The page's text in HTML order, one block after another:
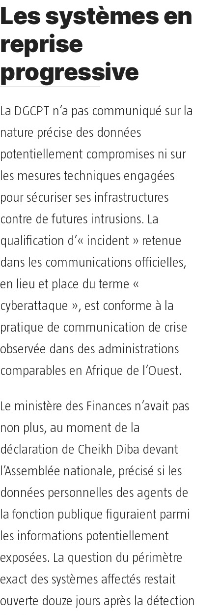
Les systèmes en
reprise
progressive
La DGCPT n’a pas communiqué sur la
nature précise des données
potentiellement compromises ni sur
les mesures techniques engagées
pour sécuriser ses infrastructures
contre de futures intrusions. La
qualification d’« incident » retenue
dans les communications officielles,
en lieu et place du terme «
cyberattaque », est conforme à la
pratique de communication de crise
observée dans des administrations
comparables en Afrique de l’Ouest.
Le ministère des Finances n’avait pas
non plus, au moment de la
déclaration de Cheikh Diba devant
l’Assemblée nationale, précisé si les
données personnelles des agents de
la fonction publique figuraient parmi
les informations potentiellement
exposées. La question du périmètre
exact des systèmes affectés restait
ouverte douze jours après la détection